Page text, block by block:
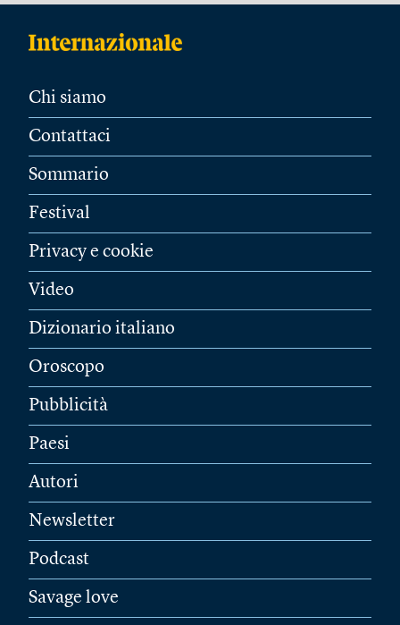
Chi siamo
Contattaci
Sommario
Festival
Privacy e cookie
Video
Dizionario italiano
Oroscopo
Pubblicità
Paesi
Autori
Newsletter
Podcast
Savage love